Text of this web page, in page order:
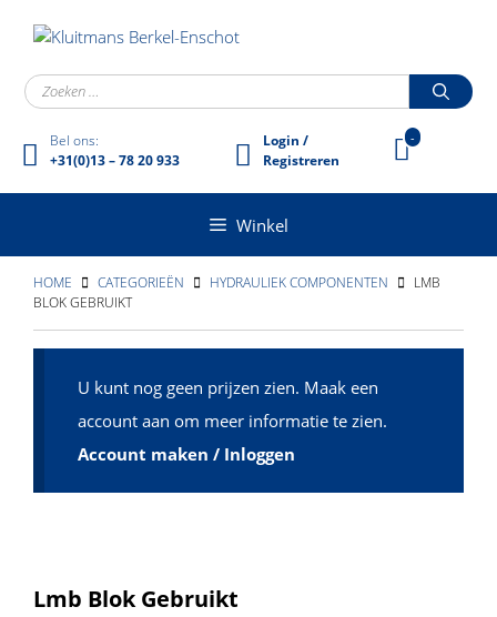
inhoud
Zoek
naar:
Bel ons:
+31(0)13 – 78 20 933
Login /
Registreren
-
Winkel
HOME CATEGORIEËN HYDRAULIEK COMPONENTEN
LMB
BLOK GEBRUIKT
Account maken / Inloggen
U kunt nog geen prijzen zien. Maak een
account aan om meer informatie te zien.
Lmb Blok Gebruikt